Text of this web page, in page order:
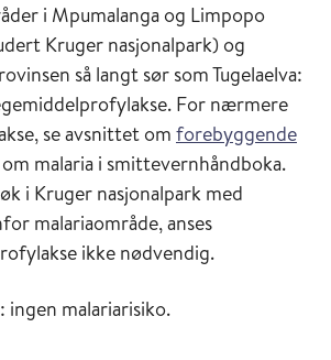
i Mpumalanga og Limpopo
Kruger nasjonalpark) og
så langt sør som Tugelaelva:
For nærmere
se avsnittet om forebyggende
malaria i smittevernhåndboka.
i Kruger nasjonalpark med
malariaområde, anses
ikke nødvendig.
ingen malariarisiko.